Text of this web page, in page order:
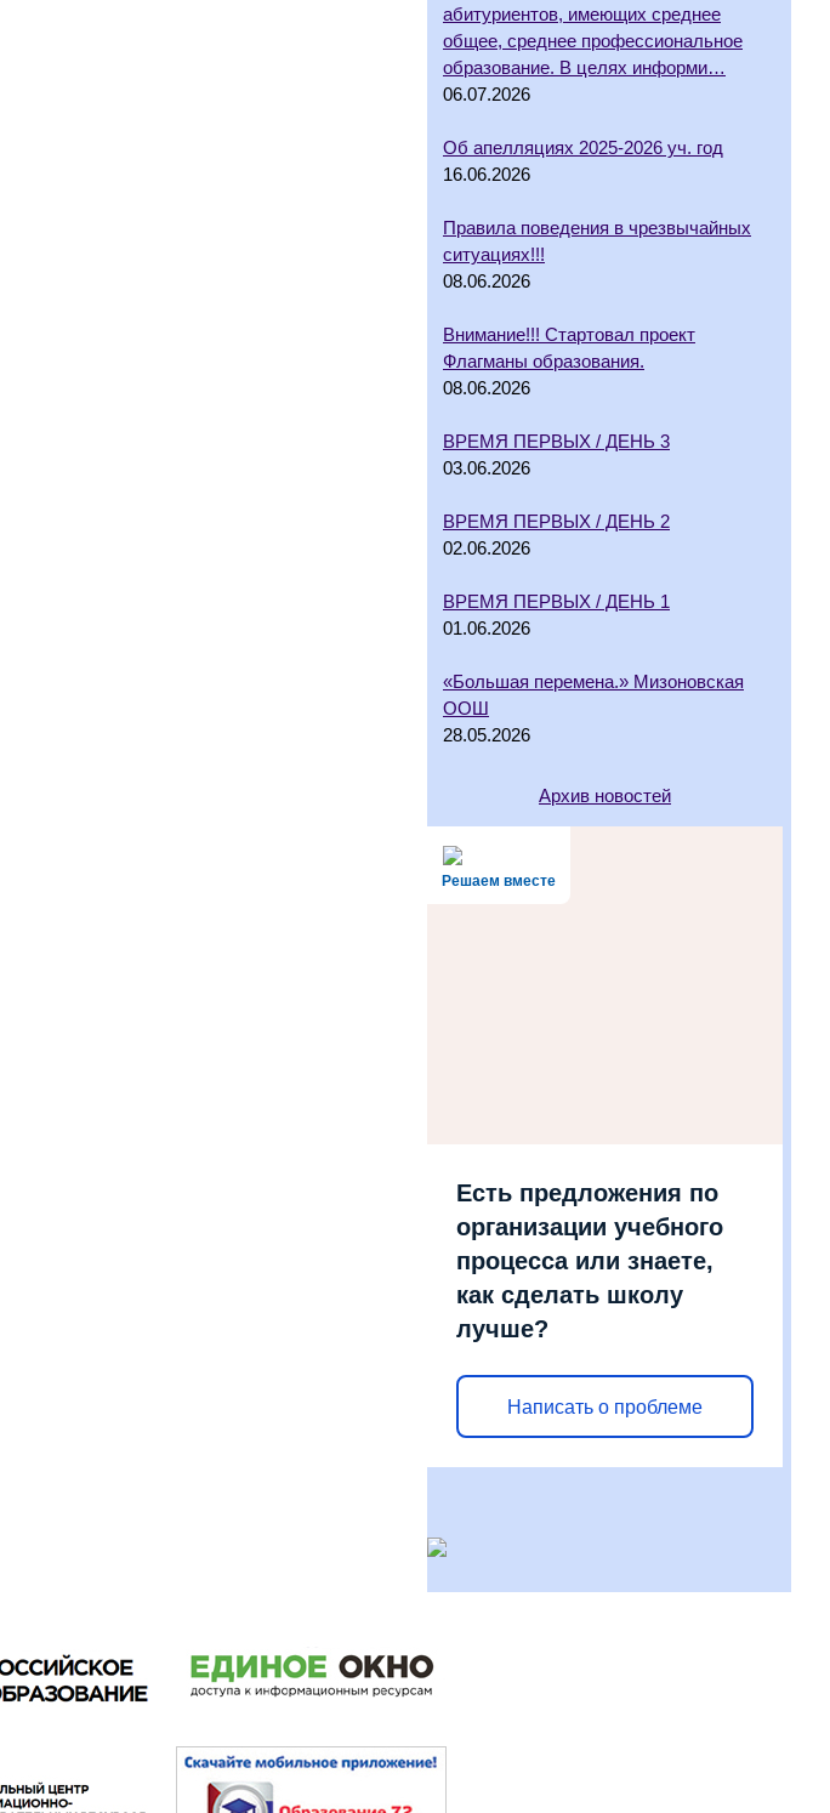
абитуриентов, имеющих среднее
общее, среднее профессиональное
образование. В целях информи…
06.07.2026
Об апелляциях 2025-2026 уч. год
16.06.2026
Правила поведения в чрезвычайных
ситуациях!!!
08.06.2026
Внимание!!! Стартовал проект
Флагманы образования.
08.06.2026
ВРЕМЯ ПЕРВЫХ / ДЕНЬ 3
03.06.2026
ВРЕМЯ ПЕРВЫХ / ДЕНЬ 2
02.06.2026
ВРЕМЯ ПЕРВЫХ / ДЕНЬ 1
01.06.2026
«Большая перемена.» Мизоновская
ООШ
28.05.2026
Архив новостей
Решаем вместе
Есть предложения по
организации учебного
процесса или знаете,
как сделать школу
лучше?
Написать о проблеме